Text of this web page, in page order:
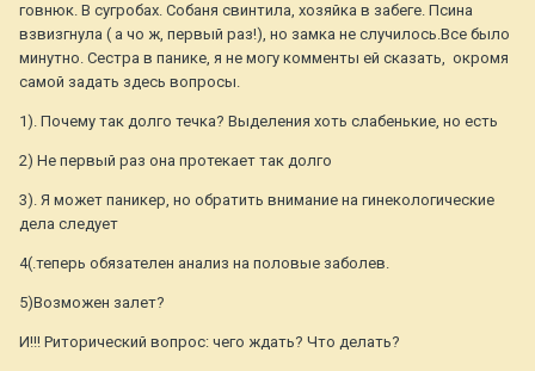
говнюк. В сугробах. Собаня свинтила, хозяйка в забеге. Псина
взвизгнула ( а чо ж, первый раз!), но замка не случилось.Все было
минутно. Сестра в панике, я не могу комменты ей сказать, окромя
самой задать здесь вопросы.
1). Почему так долго течка? Выделения хоть слабенькие, но есть
2) Не первый раз она протекает так долго
3). Я может паникер, но обратить внимание на гинекологические
дела следует
4(.теперь обязателен анализ на половые заболев.
5)Возможен залет?
И!!! Риторический вопрос: чего ждать? Что делать?